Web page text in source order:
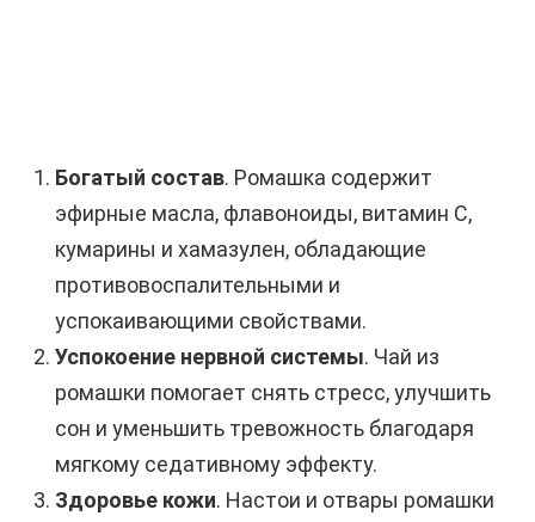
Богатый состав. Ромашка содержит
эфирные масла, флавоноиды, витамин С,
кумарины и хамазулен, обладающие
противовоспалительными и
успокаивающими свойствами.
Успокоение нервной системы. Чай из
ромашки помогает снять стресс, улучшить
сон и уменьшить тревожность благодаря
мягкому седативному эффекту.
Здоровье кожи. Настои и отвары ромашки